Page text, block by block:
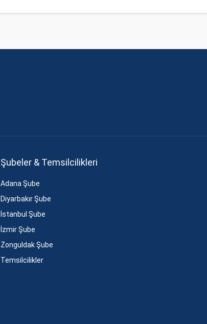
Şubeler & Temsilcilikleri
Adana Şube
Diyarbakır Şube
İstanbul Şube
İzmir Şube
Zonguldak Şube
Temsilcilikler